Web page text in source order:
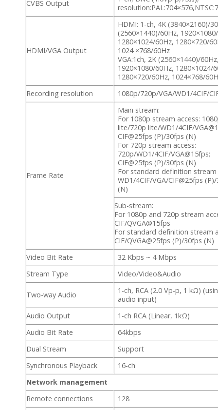
CVBS Output
HDMI/VGA Output
HDMI: 1-ch, 4K (3840×2160)/
(2560×1440)/60Hz,
1280×1024/60Hz, 1280×720/
1024 ×768/60Hz
VGA:1ch, 2K (2560×1440)/
1920×1080/60Hz, 1280×1024/
1280×720/60Hz, 1024×768/
Recording resolution
1080p/720p/VGA/WD1/4CIF/
Frame Rate
Main stream:
For 1080p stream access:
lite/720p lite/WD1/4CIF/
CIF@25fps (P)/30fps (N)
For 720p stream access:
720p/WD1/4CIF/VGA@15fps;
CIF@25fps (P)/30fps (N)
For standard definition stream
WD1/4CIF/VGA/CIF@25fps
(N)
Sub-stream:
For 1080p and 720p stream
CIF/QVGA@15fps
For standard definition stream
CIF/QVGA@25fps (P)/30fps (N)
Video Bit Rate
32 Kbps ~ 4 Mbps
Stream Type
Video/Video&Audio
Two-way Audio
1-ch, RCA (2.0 Vp-p, 1 kΩ)
audio input)
Audio Output
1-ch RCA (Linear, 1kΩ)
Audio Bit Rate
64kbps
Dual Stream
Support
Synchronous Playback
16-ch
Network management
Remote connections
128